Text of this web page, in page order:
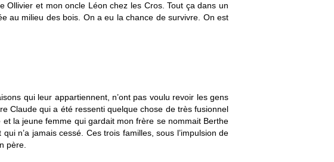
et mon oncle Léon chez les Cros. Tout ça dans un
au milieu des bois. On a eu la chance de survivre. On est
qui leur appartiennent, n’ont pas voulu revoir les gens
Claude qui a été ressenti quelque chose de très fusionnel
la jeune femme qui gardait mon frère se nommait Berthe
n’a jamais cessé. Ces trois familles, sous l’impulsion de
père.